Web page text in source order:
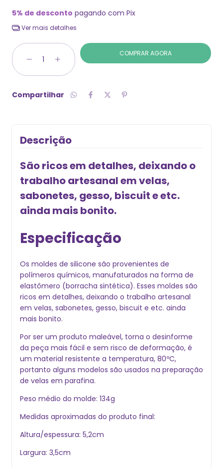
5% de desconto pagando com Pix
Ver mais detalhes
Compartilhar
Descrição
São ricos em detalhes, deixando o
trabalho artesanal em velas,
sabonetes, gesso, biscuit e etc.
ainda mais bonito.
Especificação
Os moldes de silicone são provenientes de
polímeros químicos, manufaturados na forma de
elastômero (borracha sintética). Esses moldes são
ricos em detalhes, deixando o trabalho artesanal
em velas, sabonetes, gesso, biscuit e etc. ainda
mais bonito.
Por ser um produto maleável, torna o desinforme
da peça mais fácil e sem risco de deformação, é
um material resistente a temperatura, 80ºC,
portanto alguns modelos são usados na preparação
de velas em parafina.
Peso médio do molde: 134g
Medidas aproximadas do produto final:
Altura/espessura: 5,2cm
Largura: 3,5cm